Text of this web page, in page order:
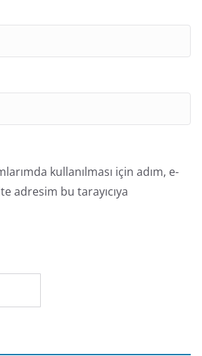
kullanılması için adım, e-
adresim bu tarayıcıya